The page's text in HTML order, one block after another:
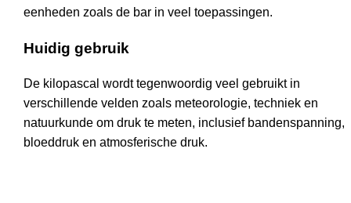
eenheden zoals de bar in veel toepassingen.
Huidig gebruik
De kilopascal wordt tegenwoordig veel gebruikt in
verschillende velden zoals meteorologie, techniek en
natuurkunde om druk te meten, inclusief bandenspanning,
bloeddruk en atmosferische druk.